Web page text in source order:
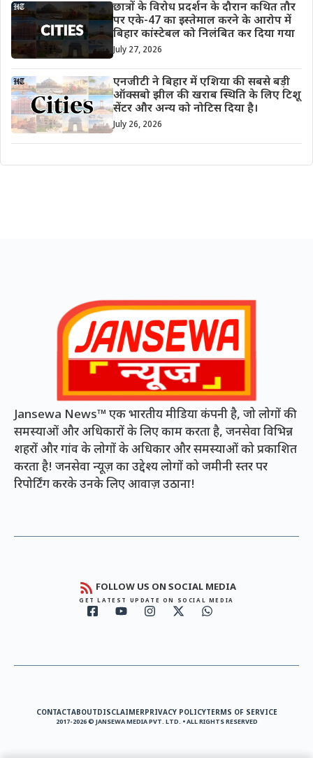
छात्रों के विरोध प्रदर्शन के दौरान कथित तौर
पर एके-47 का इस्तेमाल करने के आरोप में
बिहार कांस्टेबल को निलंबित कर दिया गया
July 27, 2026
एनजीटी ने बिहार में एशिया की सबसे बड़ी
ऑक्सबो झील की खराब स्थिति के लिए टिशू
सेंटर और अन्य को नोटिस दिया है।
July 26, 2026
Jansewa News™ एक भारतीय मीडिया कंपनी है, जो लोगों की
समस्याओं और अधिकारों के लिए काम करता है, जनसेवा विभिन्न
शहरों और गांव के लोगों के अधिकार और समस्याओं को प्रकाशित
करता है! जनसेवा न्यूज़ का उद्देश्य लोगों को जमीनी स्तर पर
रिपोर्टिंग करके उनके लिए आवाज़ उठाना!
FOLLOW US ON SOCIAL MEDIA
GET LATEST UPDATE ON SOCIAL MEDIA
CONTACTABOUTDISCLAIMERPRIVACY POLICYTERMS OF SERVICE
2017-2026 © JANSEWA MEDIA PVT. LTD. • ALL RIGHTS RESERVED